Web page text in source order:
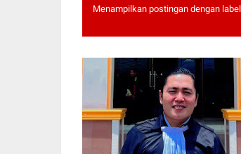
Menampilkan postingan dengan label